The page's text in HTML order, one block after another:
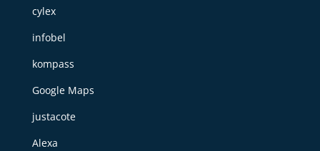
cylex
infobel
kompass
Google Maps
justacote
Alexa